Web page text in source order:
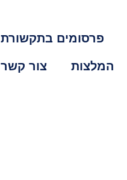
פרסומים בתקשורת
המלצות צור קשר